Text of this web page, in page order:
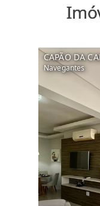
CAPÃO DA
Navegantes